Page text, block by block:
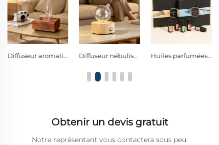
Diffuseur aromatique à nébulisation sans eau en verre et bois sombre rétro, avec commande à bouton unique, dégageant une lumière ambiante chaude Diffuseur nébuliseur sphérique en verre borosilicaté, avec commande unique et lumière LED chaude pour décoration et veilleuse Huiles parfumées variées aux senteurs florales et fraîches, purifiantes pour l’air et apaisantes pour réduire le stress dans chaque pièce de votre vie
Obtenir un devis gratuit
Notre représentant vous contactera sous peu.